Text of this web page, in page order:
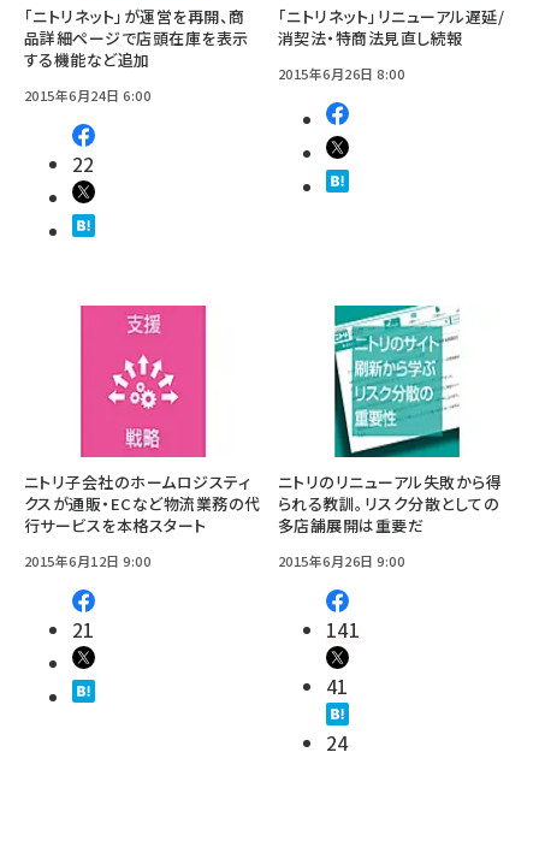
「ニトリネット」が運営を再開、商
品詳細ページで店頭在庫を表示
する機能など追加
2015年6月24日 6:00
22
「ニトリネット」リニューアル遅延/
消契法・特商法見直し続報
2015年6月26日 8:00
ニトリ子会社のホームロジスティ
クスが通販・ECなど物流業務の代
行サービスを本格スタート
2015年6月12日 9:00
21
ニトリのリニューアル失敗から得
られる教訓。リスク分散としての
多店舗展開は重要だ
2015年6月26日 9:00
141
41
24